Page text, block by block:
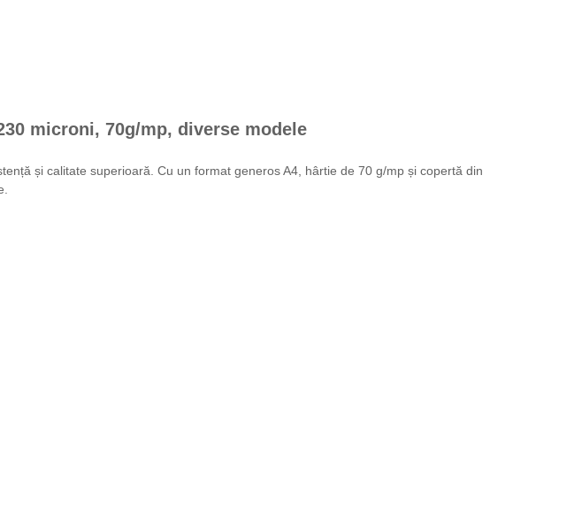
microni, 70g/mp, diverse modele
și calitate superioară. Cu un format generos A4, hârtie de 70 g/mp și copertă din